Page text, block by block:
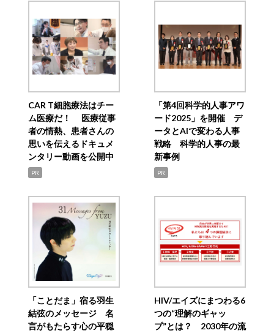
CAR T細胞療法はチー
ム医療だ！ 医療従事
者の情熱、患者さんの
思いを伝えるドキュメ
ンタリー動画を公開中
PR
「第4回科学的人事アワ
ード2025」を開催 デ
ータとAIで変わる人事
戦略 科学的人事の最
新事例
PR
「ことだま」宿る羽生
結弦のメッセージ 名
言がもたらす心の平穏
HIV/エイズにまつわる6
つの“理解のギャッ
プ”とは？ 2030年の流